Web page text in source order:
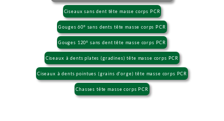
Ciseaux sans dent tête masse corps PCR
Gouges 60° sans dents tête masse corps PCR
Gouges 120° sans dent tête masse corps PCR
Ciseaux à dents plates (gradines) tête masse corps PCR
Ciseaux à dents pointues (grains d'orge) tête masse corps PCR
Chasses tête masse corps PCR